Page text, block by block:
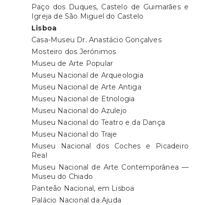
Paço dos Duques, Castelo de Guimarães e
Igreja de São Miguel do Castelo
Lisboa
Casa-Museu Dr. Anastácio Gonçalves
Mosteiro dos Jerónimos
Museu de Arte Popular
Museu Nacional de Arqueologia
Museu Nacional de Arte Antiga
Museu Nacional de Etnologia
Museu Nacional do Azulejo
Museu Nacional do Teatro e da Dança
Museu Nacional do Traje
Museu Nacional dos Coches e Picadeiro
Real
Museu Nacional de Arte Contemporânea —
Museu do Chiado
Panteão Nacional, em Lisboa
Palácio Nacional da Ajuda